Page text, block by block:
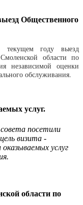
Общественного
текущем году выезд
области по
независимой оценки
обслуживания.
услуг.
посетили
визита -
оказываемых услуг
области по